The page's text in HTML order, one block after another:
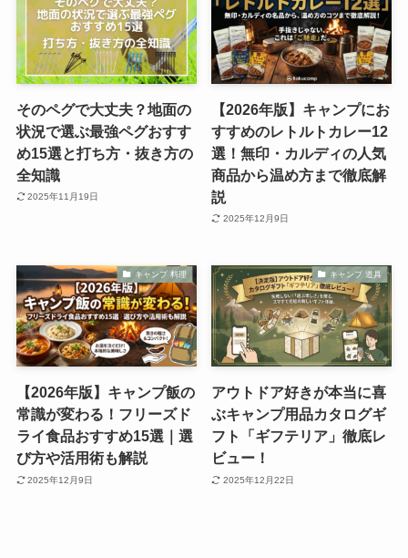
そのペグで大丈夫？地面の
状況で選ぶ最強ペグおすす
め15選と打ち方・抜き方の
全知識
2025年11月19日
【2026年版】キャンプにお
すすめのレトルトカレー12
選！無印・カルディの人気
商品から温め方まで徹底解
説
2025年12月9日
キャンプ 料理
【2026年版】キャンプ飯の
常識が変わる！フリーズド
ライ食品おすすめ15選｜選
び方や活用術も解説
2025年12月9日
キャンプ 道具
アウトドア好きが本当に喜
ぶキャンプ用品カタログギ
フト「ギフテリア」徹底レ
ビュー！
2025年12月22日